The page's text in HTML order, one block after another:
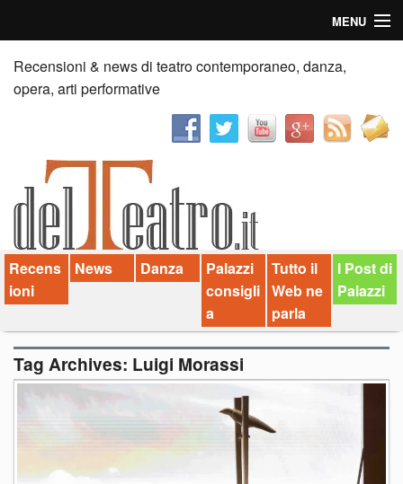
MENU
Home
Recensioni
News
Palazzi consiglia
Video
Chi siamo
Contatti
Recensioni & news di teatro contemporaneo, danza,
opera, arti performative
Recens
ioni
News Danza
Palazzi
consigli
a
Tutto il
Web ne
parla
I Post di
Palazzi
Tag Archives: Luigi Morassi